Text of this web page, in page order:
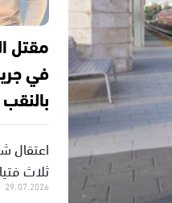
مقتل
في
بالنقب
اعتقال
ثلاث
29.07.2026